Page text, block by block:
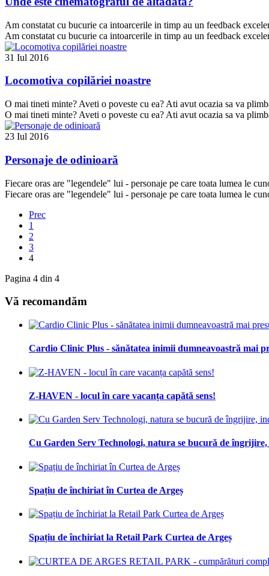
Am constatat cu bucurie ca intoarcerile in timp au un feedback
Am constatat cu bucurie ca intoarcerile in timp au un feedback
31 Iul 2016
Locomotiva copilăriei noastre
O mai tineti minte? Aveti o poveste cu ea? Ati avut ocazia sa va
O mai tineti minte? Aveti o poveste cu ea? Ati avut ocazia sa va
23 Iul 2016
Personaje de odinioară
Fiecare oras are "legendele" lui - personaje pe care toata lumea le
Fiecare oras are "legendele" lui - personaje pe care toata lumea le
Prec
1
2
3
4
Pagina 4 din 4
Vă recomandăm
Cardio Clinic Plus - sănătatea inimii dumneavoastră mai
Z-HAVEN - locul în care vacanța capătă sens!
Cu Garden Serv Technologi, natura se bucură de
Spațiu de închiriat în Curtea de Argeș
Spațiu de închiriat la Retail Park Curtea de Argeș